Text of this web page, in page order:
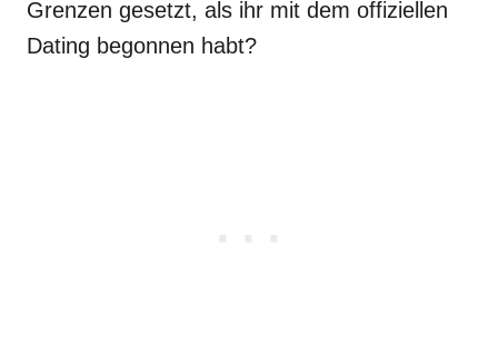
Grenzen gesetzt, als ihr mit dem offiziellen
Dating begonnen habt?